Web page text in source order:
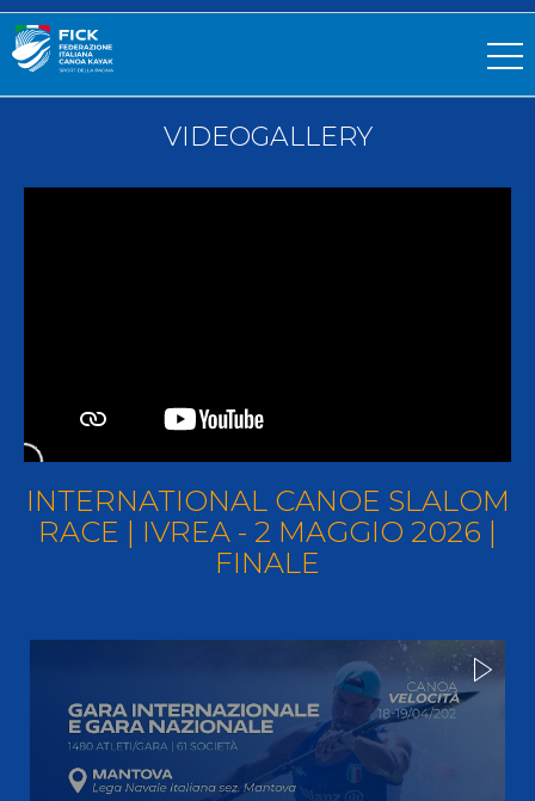
VIDEOGALLERY
INTERNATIONAL CANOE SLALOM
RACE | IVREA - 2 MAGGIO 2026 |
FINALE